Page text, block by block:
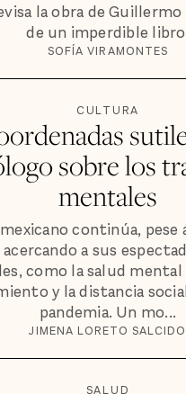
la obra de Guillermo
de un imperdible
SOFÍA VIRAMONTES
CULTURA
sobre los
mentales
continúa, pese
a sus
como la salud
y la distancia
pandemia. Un mo...
JIMENA LORETO SALCIDO
SALUD